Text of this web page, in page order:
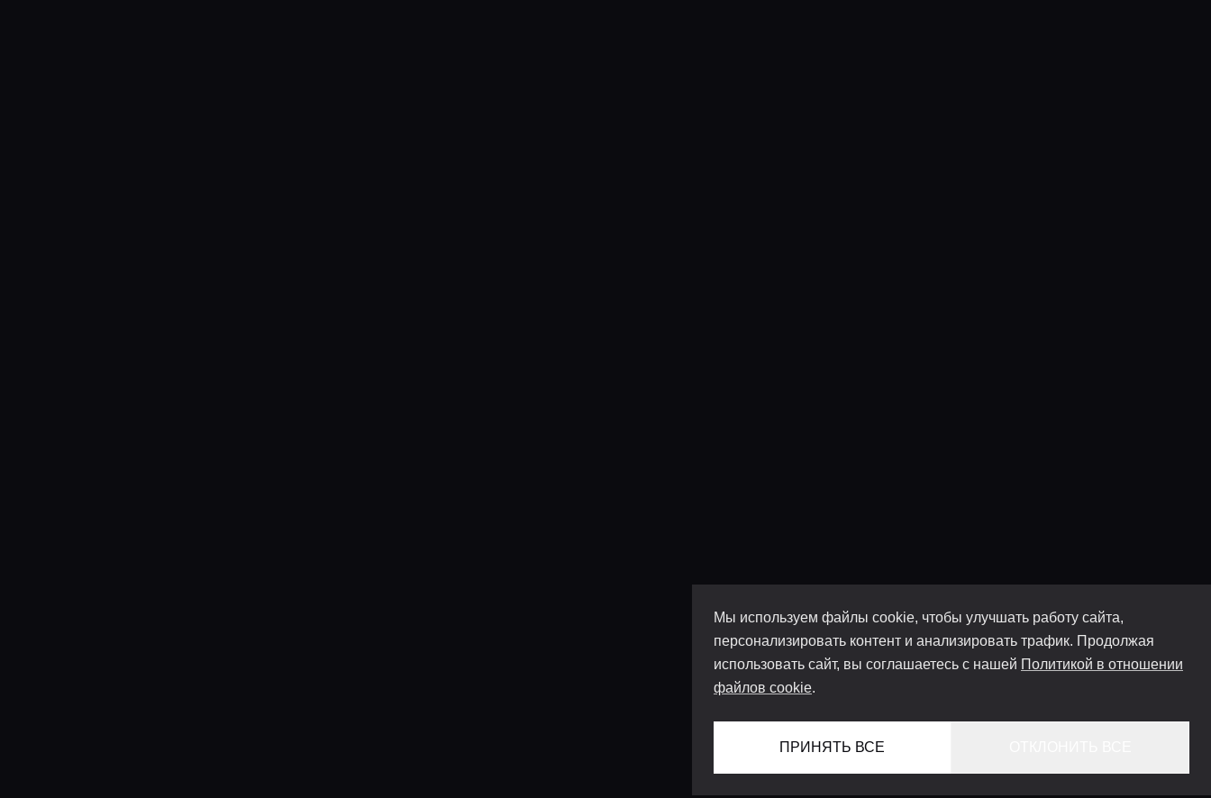
Мы используем файлы cookie, чтобы улучшать работу сайта,
персонализировать контент и анализировать трафик. Продолжая
использовать сайт, вы соглашаетесь с нашей Политикой в отношении
файлов cookie.
ПРИНЯТЬ ВСЕ